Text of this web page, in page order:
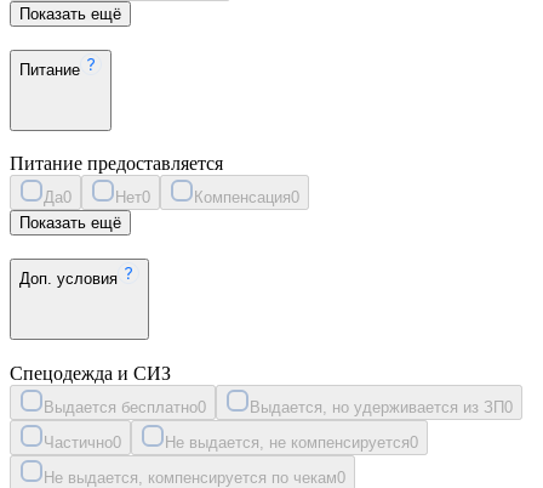
Показать ещё
Питание
Питание предоставляется
Да0 Нет0 Компенсация0
Показать ещё
Доп. условия
Спецодежда и СИЗ
Выдается бесплатно0 Выдается, но удерживается из ЗП0
Частично0 Не выдается, не компенсируется0
Не выдается, компенсируется по чекам0